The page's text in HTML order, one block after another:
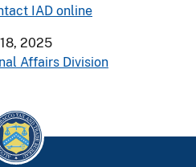
IAD online
2025
Affairs Division